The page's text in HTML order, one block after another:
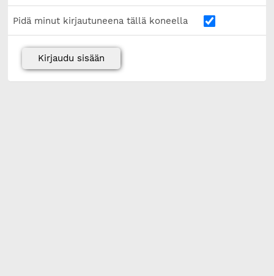
Pidä minut kirjautuneena tällä koneella